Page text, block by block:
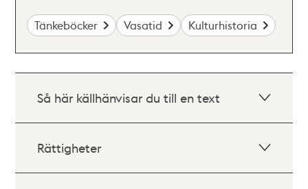
Tänkeböcker Vasatid Kulturhistoria
Så här källhänvisar du till en text
Rättigheter